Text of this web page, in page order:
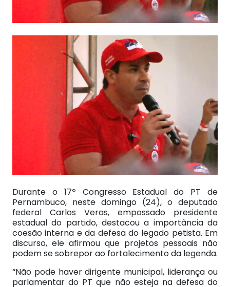
Durante o 17º Congresso Estadual do PT de
Pernambuco, neste domingo (24), o deputado
federal Carlos Veras, empossado presidente
estadual do partido, destacou a importância da
coesão interna e da defesa do legado petista. Em
discurso, ele afirmou que projetos pessoais não
podem se sobrepor ao fortalecimento da legenda.
“Não pode haver dirigente municipal, liderança ou
parlamentar do PT que não esteja na defesa do